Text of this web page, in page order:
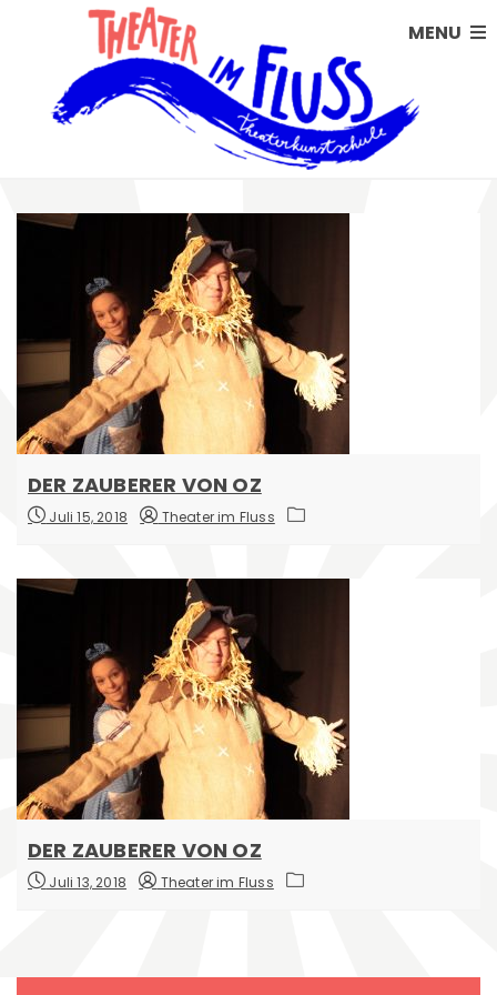
MENU
DER ZAUBERER VON OZ
Juli 15, 2018 Theater im Fluss
DER ZAUBERER VON OZ
Juli 13, 2018 Theater im Fluss